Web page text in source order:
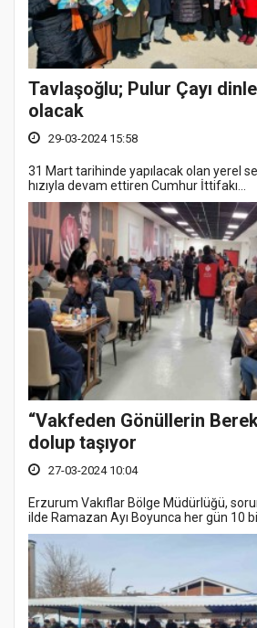
Tavlaşoğlu; Pulur Çayı
olacak
29-03-2024 15:58
31 Mart tarihinde yapılacak olan yerel
hızıyla devam ettiren Cumhur İttifakı...
“Vakfeden Gönüllerin
dolup taşıyor
27-03-2024 10:04
Erzurum Vakıflar Bölge Müdürlüğü,
ilde Ramazan Ayı Boyunca her gün 10